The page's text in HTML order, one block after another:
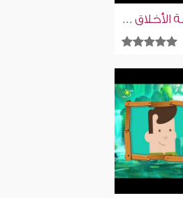
رمضان مدرسة الأخلاق | ولا تسرفوا | إسلام ويب | للصم بلغة الإشارة